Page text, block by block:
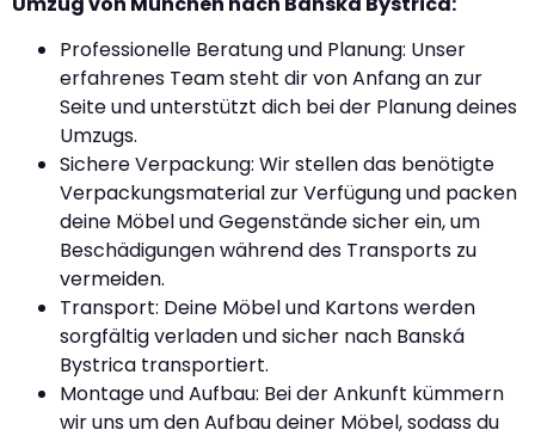
Professionelle Beratung und Planung: Unser
erfahrenes Team steht dir von Anfang an zur
Seite und unterstützt dich bei der Planung deines
Umzugs.
Sichere Verpackung: Wir stellen das benötigte
Verpackungsmaterial zur Verfügung und packen
deine Möbel und Gegenstände sicher ein, um
Beschädigungen während des Transports zu
vermeiden.
Transport: Deine Möbel und Kartons werden
sorgfältig verladen und sicher nach Banská
Bystrica transportiert.
Montage und Aufbau: Bei der Ankunft kümmern
wir uns um den Aufbau deiner Möbel, sodass du